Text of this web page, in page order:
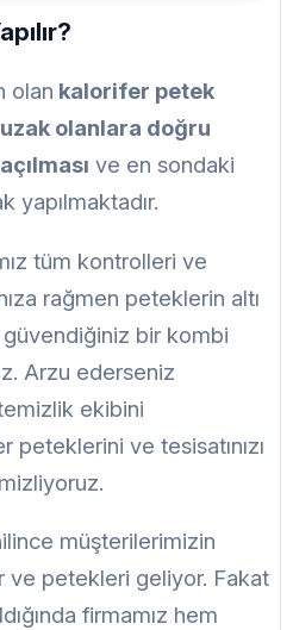
olan kalorifer petek
uzak olanlara doğru
ve en sondaki
yapılmaktadır.
tüm kontrolleri ve
rağmen peteklerin altı
güvendiğiniz bir kombi
Arzu ederseniz
ekibini
peteklerini ve tesisatınızı
müşterilerimizin
ve petekleri geliyor. Fakat
firmamız hem